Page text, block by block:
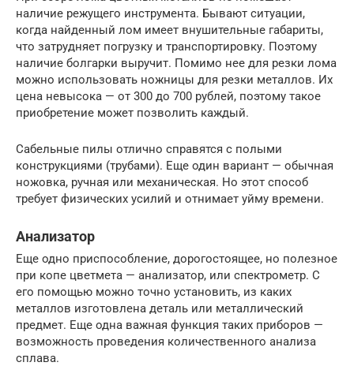
наличие режущего инструмента. Бывают ситуации,
когда найденный лом имеет внушительные габариты,
что затрудняет погрузку и транспортировку. Поэтому
наличие болгарки выручит. Помимо нее для резки лома
можно использовать ножницы для резки металлов. Их
цена невысока — от 300 до 700 рублей, поэтому такое
приобретение может позволить каждый.
Сабельные пилы отлично справятся с полыми
конструкциями (трубами). Еще один вариант — обычная
ножовка, ручная или механическая. Но этот способ
требует физических усилий и отнимает уйму времени.
Анализатор
Еще одно приспособление, дорогостоящее, но полезное
при копе цветмета — анализатор, или спектрометр. С
его помощью можно точно установить, из каких
металлов изготовлена деталь или металлический
предмет. Еще одна важная функция таких приборов —
возможность проведения количественного анализа
сплава.